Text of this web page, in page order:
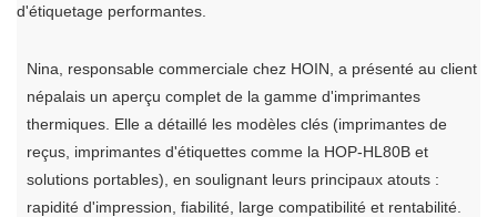
d'étiquetage performantes.
Nina, responsable commerciale chez HOIN, a présenté au client
népalais un aperçu complet de la gamme d'imprimantes
thermiques. Elle a détaillé les modèles clés (imprimantes de
reçus, imprimantes d'étiquettes comme la HOP-HL80B et
solutions portables), en soulignant leurs principaux atouts :
rapidité d'impression, fiabilité, large compatibilité et rentabilité.